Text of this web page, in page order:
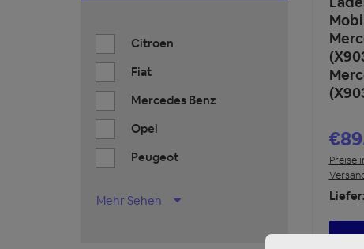
Citroen
Fiat
Mercedes Benz
Opel
Peugeot
Mehr Sehen
Preise